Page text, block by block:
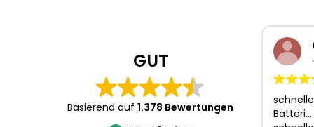
GUT
Basierend auf 1.378 Bewertungen
Batteri…